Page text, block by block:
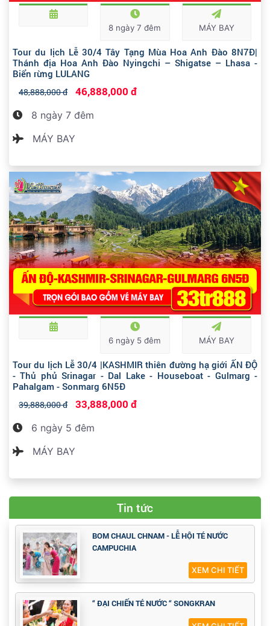
8 ngày 7 đêm MÁY BAY
Tour du lịch Lễ 30/4 Tây Tạng Mùa Hoa Anh Đào 8N7Đ|
Thánh địa Hoa Anh Đào Nyingchi – Shigatse – Lhasa -
Biển rừng LULANG
48,888,000 đ 46,888,000 đ
8 ngày 7 đêm
MÁY BAY
6 ngày 5 đêm MÁY BAY
Tour du lịch Lễ 30/4 |KASHMIR thiên đường hạ giới ẤN ĐỘ
- Thủ phủ Srinagar - Dal Lake - Houseboat - Gulmarg -
Pahalgam - Sonmarg 6N5Đ
39,888,000 đ 33,888,000 đ
6 ngày 5 đêm
MÁY BAY
Tin tức
BOM CHAUL CHNAM - LỄ HỘI TÉ NƯỚC
CAMPUCHIA
XEM CHI TIẾT
“ ĐẠI CHIẾN TÉ NƯỚC “ SONGKRAN